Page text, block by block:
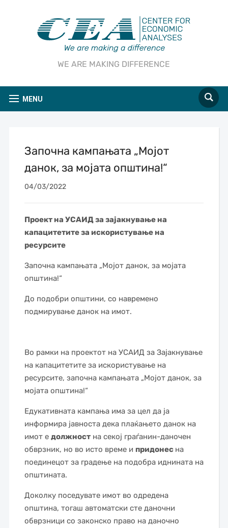
WE ARE MAKING DIFFERENCE
MENU
Започна кампањата „Мојот
данок, за мојата општина!“
04/03/2022
Проект на УСАИД за зајакнување на
капацитетите за искористување на
ресурсите
Започна кампањата „Мојот данок, за мојата
општина!“
До подобри општини, со навремено
подмирување данок на имот.
Во рамки на проектот на УСАИД за Зајакнување
на капацитетите за искористување на
ресурсите, започна кампањата „Мојот данок, за
мојата општина!“
Едукативната кампања има за цел да ја
информира јавноста дека плаќањето данок на
имот е должностна секој граѓанин-даночен
обврзник, но во исто време и придонес на
поединецот за градење на подобра иднината на
општината.
Доколку поседувате имот во одредена
општина, тогаш автоматски сте даночни
обврзници со законско право на даночно